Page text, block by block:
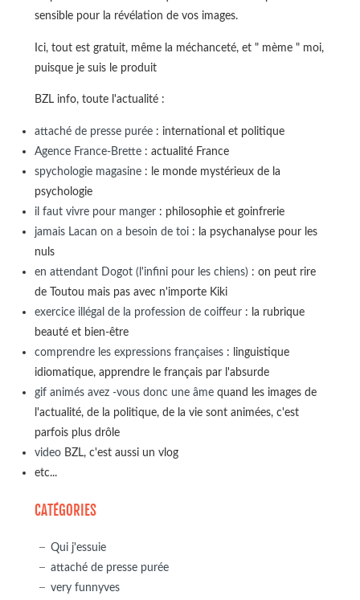
sensible pour la révélation de vos images.
Ici, tout est gratuit, même la méchanceté, et " mème " moi,
puisque je suis le produit
BZL info, toute l'actualité :
attaché de presse purée: international et politique
Agence France-Brette: actualité France
spychologie magasine: le monde mystérieux de la
psychologie
il faut vivre pour manger: philosophie et goinfrerie
jamais Lacan on a besoin de toi: la psychanalyse pour les
nuls
en attendant Dogot (l'infini pour les chiens): on peut rire
de Toutou mais pas avec n'importe Kiki
exercice illégal de la profession de coiffeur: la rubrique
beauté et bien-être
comprendre les expressions françaises: linguistique
idiomatique, apprendre le français par l'absurde
gif animés avez -vous donc une âmequand les images de
l'actualité, de la politique, de la vie sont animées, c'est
parfois plus drôle
videoBZL, c'est aussi un vlog
etc...
CATÉGORIES
Qui j'essuie
attaché de presse purée
very funnyves